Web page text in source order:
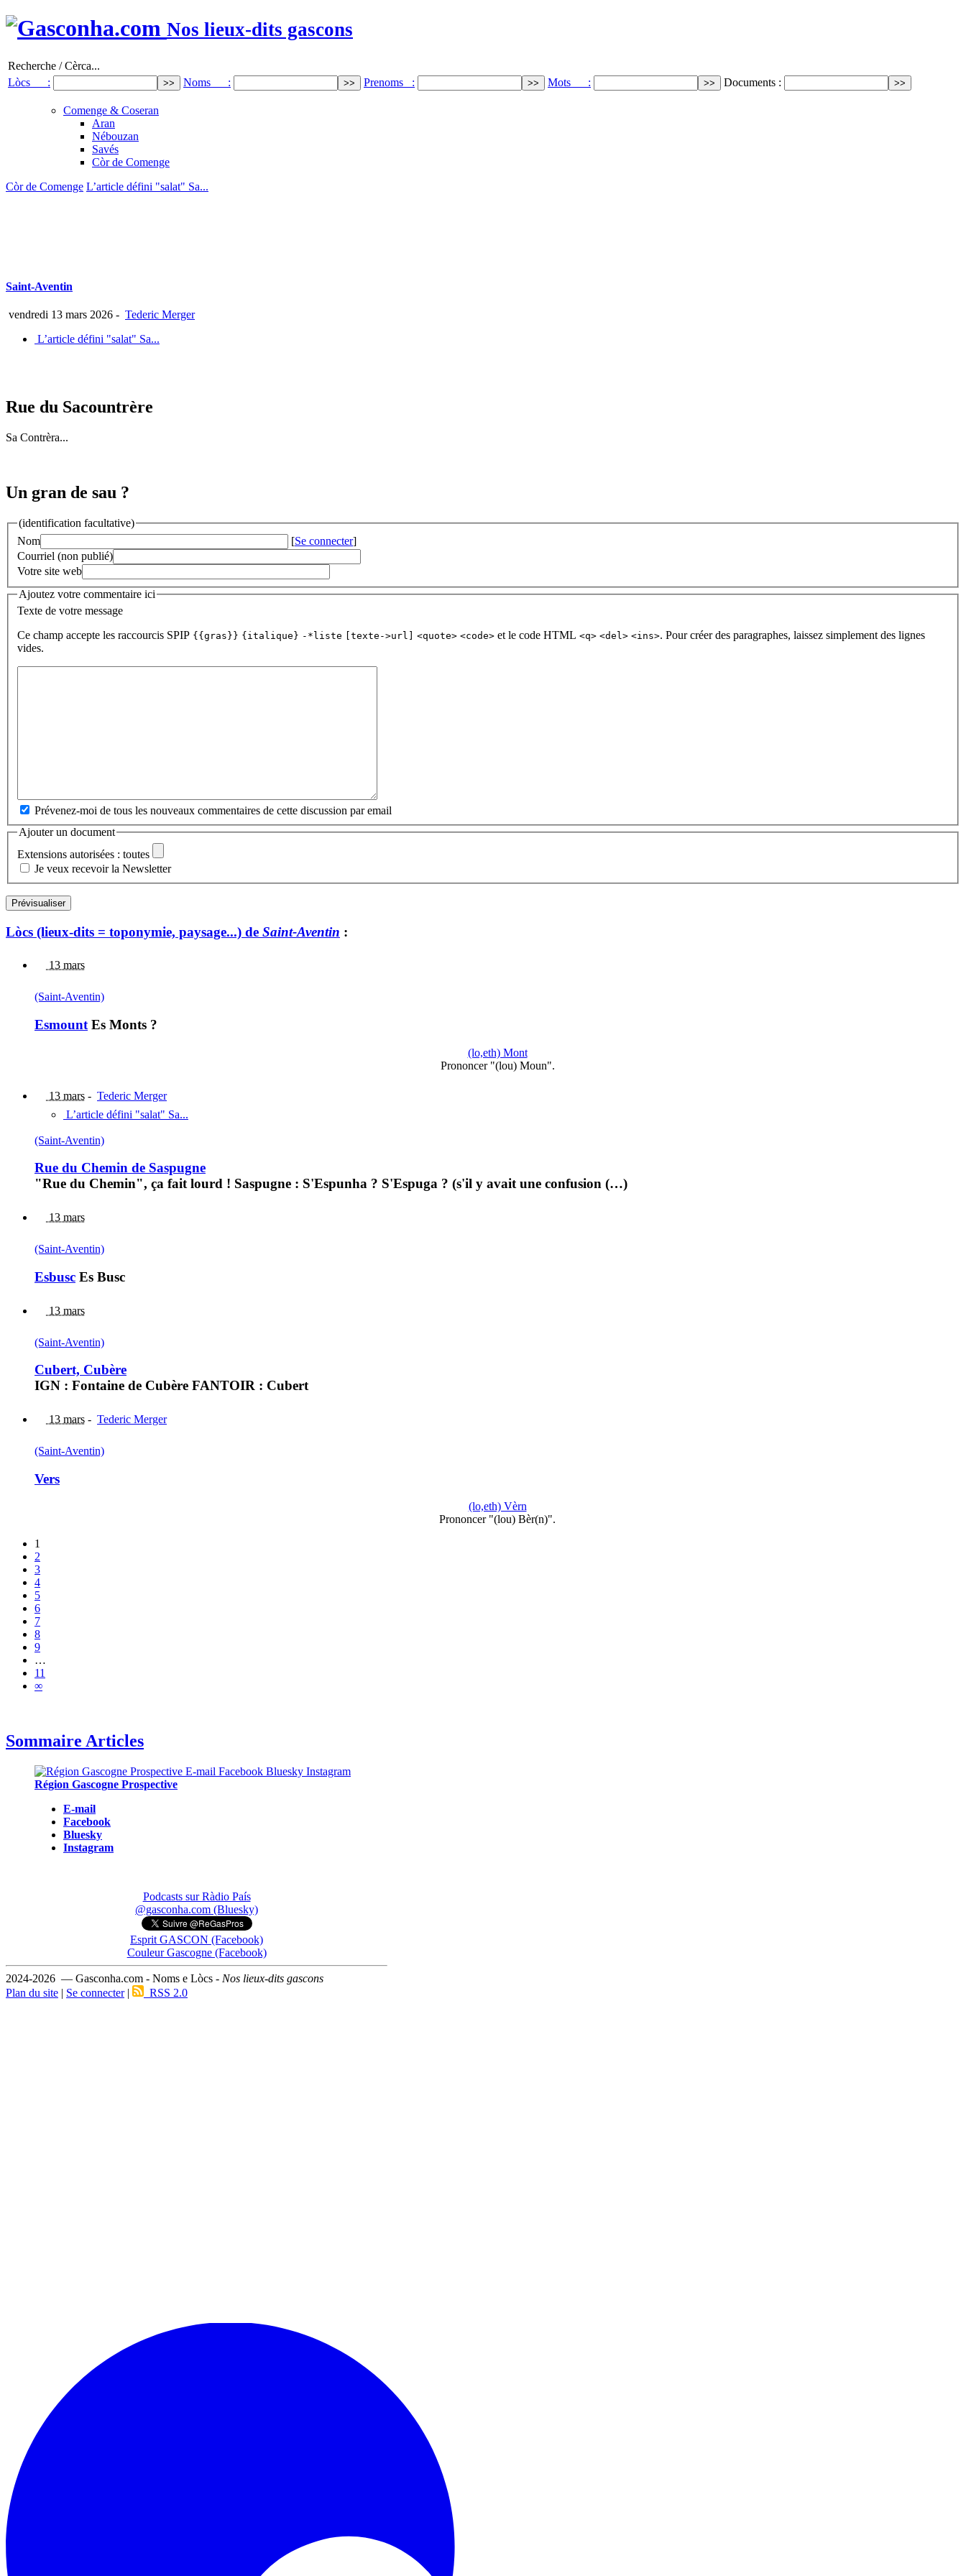
Nos lieux-dits gascons
Recherche / Cèrca...
Lòcs :
Noms : Prenoms : Mots : Documents :
Comenge & Coseran
Aran
Nébouzan
Savés
Còr de Comenge
Còr de Comenge L’article défini "salat" Sa...
Saint-Aventin
vendredi 13 mars 2026 - Tederic Merger
L’article défini "salat" Sa...
Rue du Sacountrère
Sa Contrèra...
Un gran de sau ?
(identification facultative)
Nom
[Se connecter]
Courriel (non publié)
Votre site web
Ajoutez votre commentaire ici
Texte de votre message
Ce champ accepte les raccourcis SPIP {{gras}} {italique} -*liste [texte->url] <quote> <code> et le code HTML <q> <del> <ins>. Pour créer des paragraphes, laissez simplement des lignes
vides.
Prévenez-moi de tous les nouveaux commentaires de cette discussion par email
Ajouter un document
Extensions autorisées : toutes
Je veux recevoir la Newsletter
Lòcs (lieux-dits = toponymie, paysage...) de Saint-Aventin :
13 mars
(Saint-Aventin)
Esmount Es Monts ?
(lo,eth) Mont
Prononcer "(lou) Moun".
13 mars - Tederic Merger
L’article défini "salat" Sa...
(Saint-Aventin)
Rue du Chemin de Saspugne
"Rue du Chemin", ça fait lourd ! Saspugne : S'Espunha ? S'Espuga ? (s'il y avait une confusion (…)
13 mars
(Saint-Aventin)
Esbusc Es Busc
13 mars
(Saint-Aventin)
Cubert, Cubère
IGN : Fontaine de Cubère FANTOIR : Cubert
13 mars - Tederic Merger
(Saint-Aventin)
Vers
(lo,eth) Vèrn
Prononcer "(lou) Bèr(n)".
1
2
3
4
5
6
7
8
9
…
11
∞
Sommaire Articles
Région Gascogne Prospective
E-mail
Facebook
Bluesky
Instagram
Podcasts sur Ràdio País
@gasconha.com (Bluesky)
Esprit GASCON (Facebook)
Couleur Gascogne (Facebook)
2024-2026 — Gasconha.com - Noms e Lòcs - Nos lieux-dits gascons
Plan du site | Se connecter| RSS 2.0